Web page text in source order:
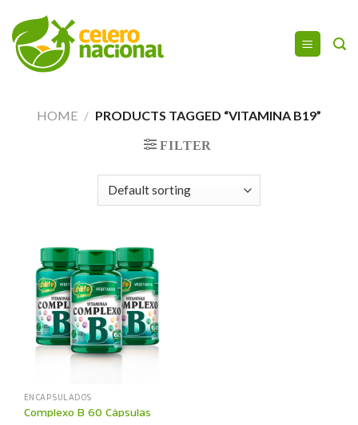
para
conteúdo
HOME / PRODUCTS TAGGED “VITAMINA B19”
FILTER
ENCAPSULADOS
Complexo B 60 Cápsulas